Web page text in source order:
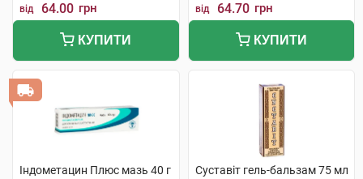
від 64.00 грн
КУПИТИ
від 64.70 грн
КУПИТИ
Індометацин Плюс мазь 40 г
Суставіт гель-бальзам 75 мл